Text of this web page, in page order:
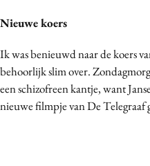
Diversiteit
Effectiviteit
Gedragsverandering
Influencer marketing
Interne communicatie
Nieuwe koers
Ik was benieuwd naar de koers
behoorlijk slim over.
een schizofreen kantje, want
nieuwe filmpje van De Telegraaf